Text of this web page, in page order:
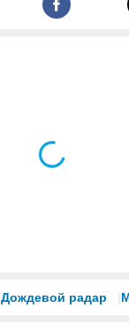
Дождевой радар